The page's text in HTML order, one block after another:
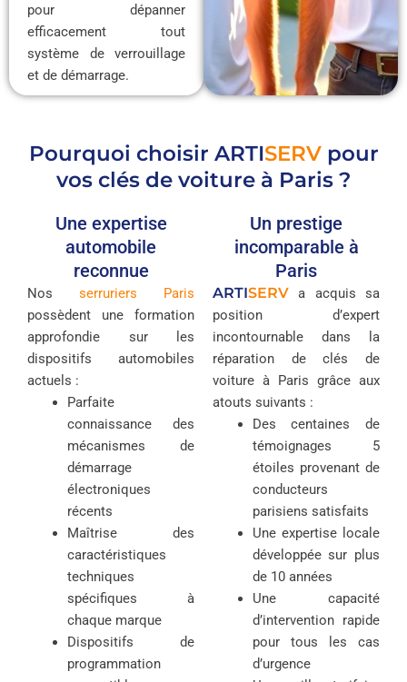
pour dépanner
efficacement tout
système de verrouillage
et de démarrage.
Pourquoi choisir ARTISERVpour
vos clés de voiture à Paris ?
Une expertise
automobile
reconnue
Nos serruriers Paris
possèdent une formation
approfondie sur les
dispositifs automobiles
actuels :
Parfaite
connaissance des
mécanismes de
démarrage
électroniques
récents
Maîtrise des
caractéristiques
techniques
spécifiques à
chaque marque
Dispositifs de
programmation
Un prestige
incomparable à
Paris
ARTISERV a acquis sa
position d’expert
incontournable dans la
réparation de clés de
voiture à Paris grâce aux
atouts suivants :
Des centaines de
témoignages 5
étoiles provenant de
conducteurs
parisiens satisfaits
Une expertise locale
développée sur plus
de 10 années
Une capacité
d’intervention rapide
pour tous les cas
d’urgence